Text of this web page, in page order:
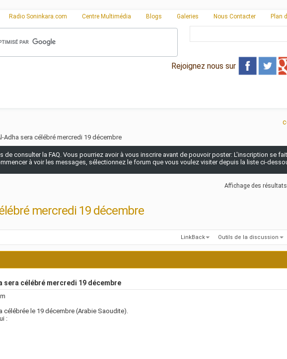
Radio Soninkara.com Centre Multimédia Blogs Galeries Nous Contacter Plan
Rejoignez nous sur
Adha sera célébré mercredi 19 décembre
de consulter la FAQ. Vous pourriez avoir à vous inscrire avant de pouvoir poster: L'inscription se fait
à voir les messages, sélectionnez le forum que vous voulez visiter depuis la liste ci-
Affichage des
mercredi 19 décembre
LinkBack Outils de la discussion
sera célébré mercredi 19 décembre
célébrée le 19 décembre (Arabie Saoudite).
: